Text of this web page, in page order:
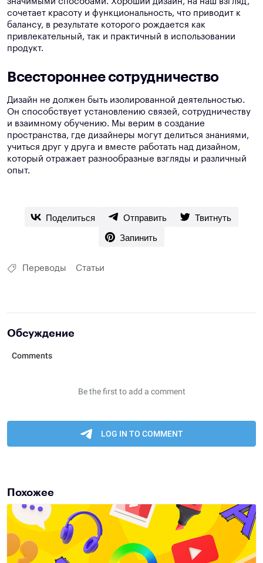
сочетает красоту и функциональность, что приводит к
балансу, в результате которого рождается как
привлекательный, так и практичный в использовании
продукт.
Всестороннее сотрудничество
Дизайн не должен быть изолированной деятельностью.
Он способствует установлению связей, сотрудничеству
и взаимному обучению. Мы верим в создание
пространства, где дизайнеры могут делиться знаниями,
учиться друг у друга и вместе работать над дизайном,
который отражает разнообразные взгляды и различный
опыт.
Поделиться Отправить
Твитнуть
Запинить
Переводы Статьи
Обсуждение
Похожее